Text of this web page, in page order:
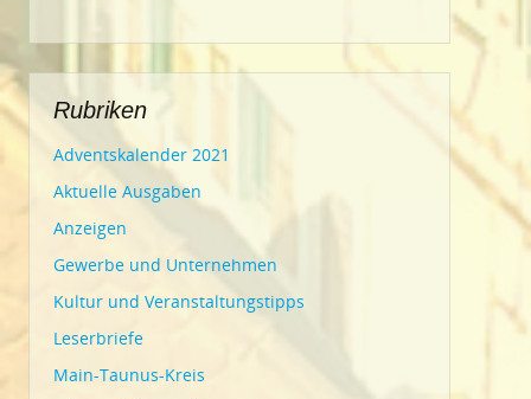
Rubriken
Adventskalender 2021
Aktuelle Ausgaben
Anzeigen
Gewerbe und Unternehmen
Kultur und Veranstaltungstipps
Leserbriefe
Main-Taunus-Kreis